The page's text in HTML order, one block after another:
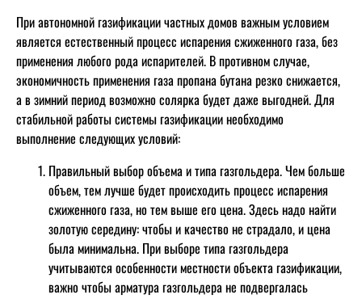
При автономной газификации частных домов важным условием
является естественный процесс испарения сжиженного газа, без
применения любого рода испарителей. В противном случае,
экономичность применения газа пропана бутана резко снижается,
а в зимний период возможно солярка будет даже выгодней. Для
стабильной работы системы газификации необходимо
выполнение следующих условий:
Правильный выбор объема и типа газгольдера. Чем больше
объем, тем лучше будет происходить процесс испарения
сжиженного газа, но тем выше его цена. Здесь надо найти
золотую середину: чтобы и качество не страдало, и цена
была минимальна. При выборе типа газгольдера
учитываются особенности местности объекта газификации,
важно чтобы арматура газгольдера не подвергалась